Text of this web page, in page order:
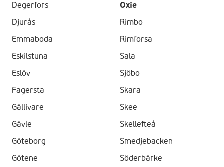
Degerfors
Djurås
Emmaboda
Eskilstuna
Eslöv
Fagersta
Gällivare
Gävle
Göteborg
Götene
Oxie
Rimbo
Rimforsa
Sala
Sjöbo
Skara
Skee
Skellefteå
Smedjebacken
Söderbärke